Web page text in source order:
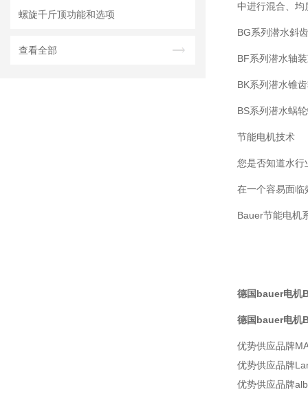
螺旋千斤顶功能和选项
查看全部
中进行混合、均
BG系列潜水斜
BF系列潜水轴
BK系列潜水锥
BS系列潜水蜗
节能电机技术
您是否知道水行
在一个容易面临
Bauer节能电机
德国bauer电机
德国bauer电机
优势供应品牌
优势供应品牌
优势供应品牌